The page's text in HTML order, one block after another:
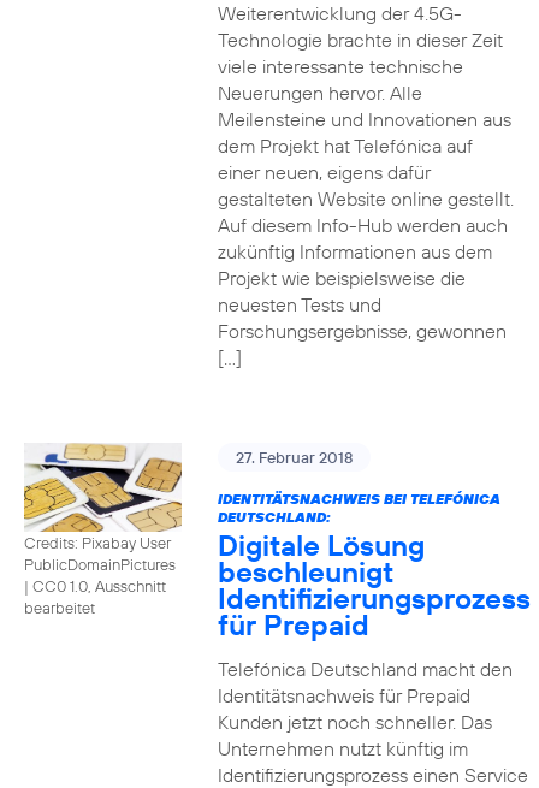
Weiterentwicklung der 4.5G-
Technologie brachte in dieser Zeit
viele interessante technische
Neuerungen hervor. Alle
Meilensteine und Innovationen aus
dem Projekt hat Telefónica auf
einer neuen, eigens dafür
gestalteten Website online gestellt.
Auf diesem Info-Hub werden auch
zukünftig Informationen aus dem
Projekt wie beispielsweise die
neuesten Tests und
Forschungsergebnisse, gewonnen
[…]
Credits: Pixabay User
PublicDomainPictures
| CC0 1.0, Ausschnitt
bearbeitet
27. Februar 2018
IDENTITÄTSNACHWEIS BEI TELEFÓNICA
DEUTSCHLAND:
Digitale Lösung
beschleunigt
Identifizierungsprozess
für Prepaid
Telefónica Deutschland macht den
Identitätsnachweis für Prepaid
Kunden jetzt noch schneller. Das
Unternehmen nutzt künftig im
Identifizierungsprozess einen Service